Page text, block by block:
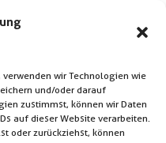
wir Technologien wie
und/oder darauf
zustimmst, können wir Daten
auf dieser Website verarbeiten.
oder zurückziehst, können
ein, unsere
aus China